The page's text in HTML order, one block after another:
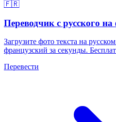
🇫🇷
Переводчик с русского
Загрузите фото текста на
французский за секунды.
Перевести